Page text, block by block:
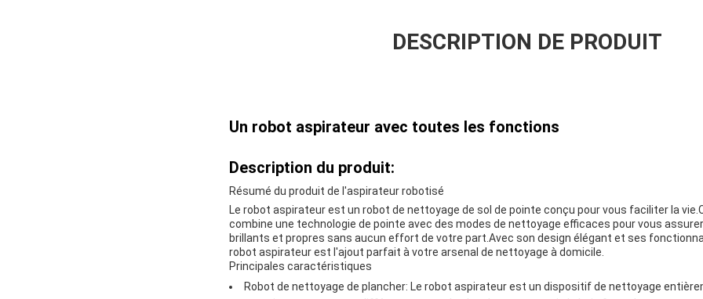
DESCRIPTION DE PRODUIT
Un robot aspirateur avec toutes les fonctions
Description du produit:
Résumé du produit de l'aspirateur robotisé
Le robot aspirateur est un robot de nettoyage de sol de pointe conçu pour vous faciliter la
combine une technologie de pointe avec des modes de nettoyage efficaces pour vous
brillants et propres sans aucun effort de votre part.Avec son design élégant et ses
robot aspirateur est l'ajout parfait à votre arsenal de nettoyage à domicile.
Principales caractéristiques
Robot de nettoyage de plancher: Le robot aspirateur est un dispositif de nettoyage